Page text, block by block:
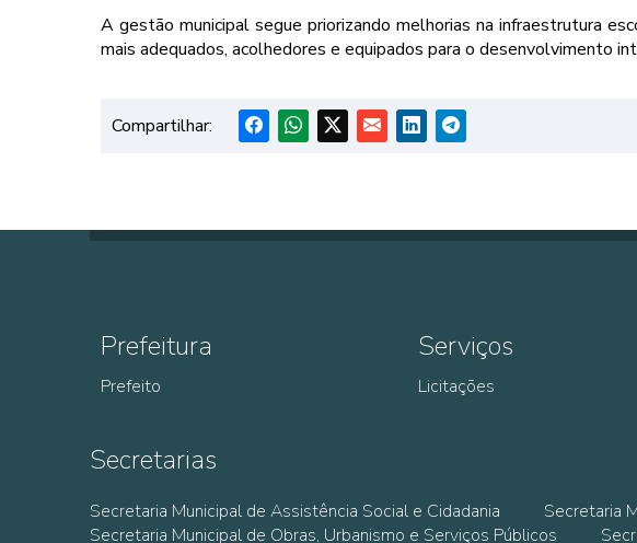
A gestão municipal segue priorizando melhorias na infraestrutura
mais adequados, acolhedores e equipados para o desenvolvimento
Compartilhar:
Prefeitura
Prefeito
Serviços
Licitações
Secretarias
Secretaria Municipal de Assistência Social e Cidadania Secretaria
Secretaria Municipal de Obras, Urbanismo e Serviços Públicos